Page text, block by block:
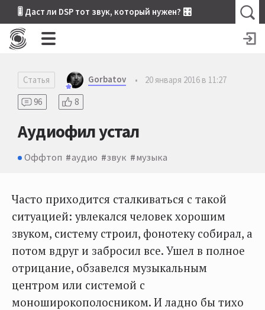
🎚 Даст ли DSP тот звук, который нужен? 🎛
Статья Gorbatov •
20 января 2016 в 11:27
96
8
Аудиофил устал
Оффтоп аудио звук музыка
Часто приходится сталкиваться с такой
ситуацией: увлекался человек хорошим
звуком, систему строил, фонотеку собирал, а
потом вдруг и забросил все. Ушел в полное
отрицание, обзавелся музыкальным
центром или системой с
моноширокополосником. И ладно бы тихо